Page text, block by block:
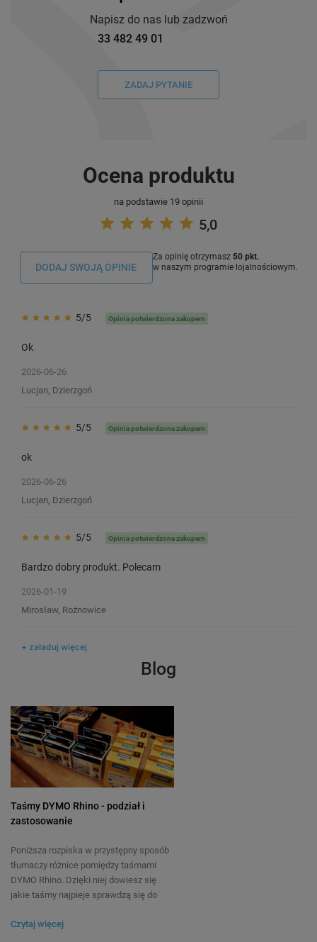
Rurka termokurczliwa Specmark
Rhino 18053 9 mm x 1,5 m ø1,7 - 3,7
mm / do drukarek DYMO D1
19
Napisz do nas lub zadzwoń
33 482 49 01
ZADAJ PYTANIE
Ocena produktu
na podstawie 19 opinii
5,0
DODAJ SWOJĄ OPINIE
Za opinię otrzymasz 50 pkt.
w naszym programie lojalnościowym.
5/5 Opinia potwierdzona zakupem
Ok
2026-06-26
Lucjan, Dzierzgoń
5/5 Opinia potwierdzona zakupem
ok
2026-06-26
Lucjan, Dzierzgoń
5/5 Opinia potwierdzona zakupem
Bardzo dobry produkt. Polecam
2026-01-19
Mirosław, Rożnowice
+ załaduj więcej
Blog
Taśmy DYMO Rhino - podział i
zastosowanie
Poniższa rozpiska w przystępny sposób
tłumaczy różnice pomiędzy taśmami
DYMO Rhino. Dzięki niej dowiesz się
jakie taśmy najpieje sprawdzą się do
Czytaj więcej